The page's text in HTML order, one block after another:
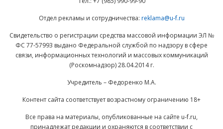
Отдел рекламы и сотрудничества: reklama@u-f.ru
Свидетельство о регистрации средства массовой информации ЭЛ №
ФС 77-57993 выдано Федеральной службой по надзору в сфере
связи, информационных технологий и массовых коммуникаций
(Роскомнадзор) 28.04.2014 г.
Учредитель – Федоренко М.А.
Контент сайта соответствует возрастному ограничению 18+
Все права на материалы, опубликованные на сайте u-f.ru,
принадлежат редакции и охраняются в соответствии с